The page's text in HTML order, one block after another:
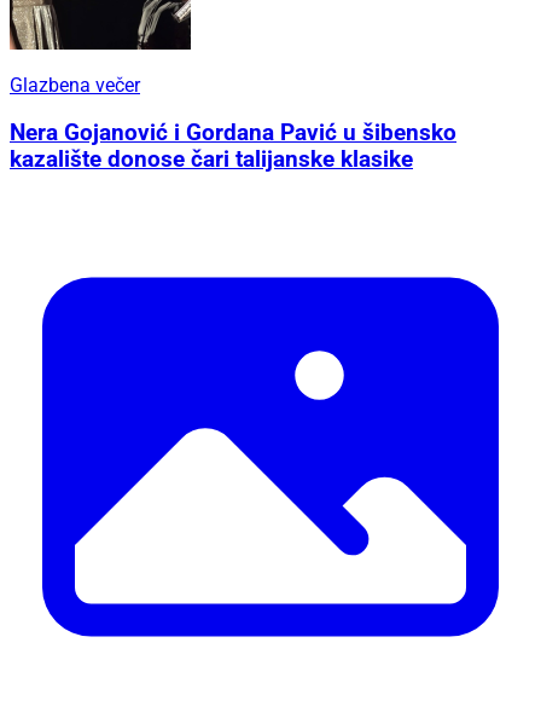
Glazbena večer
Nera Gojanović i Gordana Pavić u šibensko
kazalište donose čari talijanske klasike